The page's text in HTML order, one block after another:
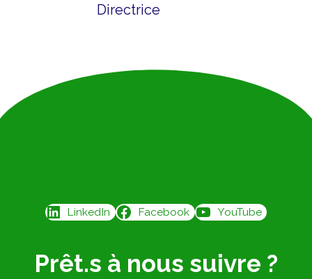
Directrice
LinkedIn Facebook YouTube
Prêt.s à nous suivre ?